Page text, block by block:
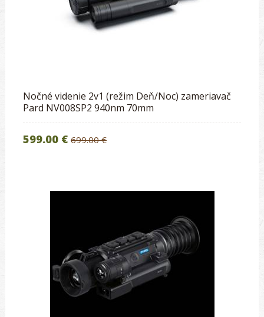
Nočné videnie 2v1 (režim Deň/Noc) zameriavač
Pard NV008SP2 940nm 70mm
599.00 € 699.00 €